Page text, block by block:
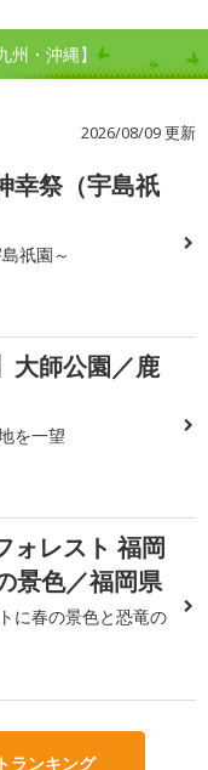
・沖縄】
2026/08/09 更新
幸祭（宇島祇
祇園～
大師公園／鹿
を一望
ォレスト 福岡
景色／福岡県
に春の景色と恐竜の
ランキング